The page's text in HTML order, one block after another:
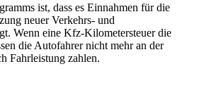
ist, dass es Einnahmen für die
neuer Verkehrs- und
Wenn eine Kfz-Kilometersteuer die
die Autofahrer nicht mehr an der
Fahrleistung zahlen.